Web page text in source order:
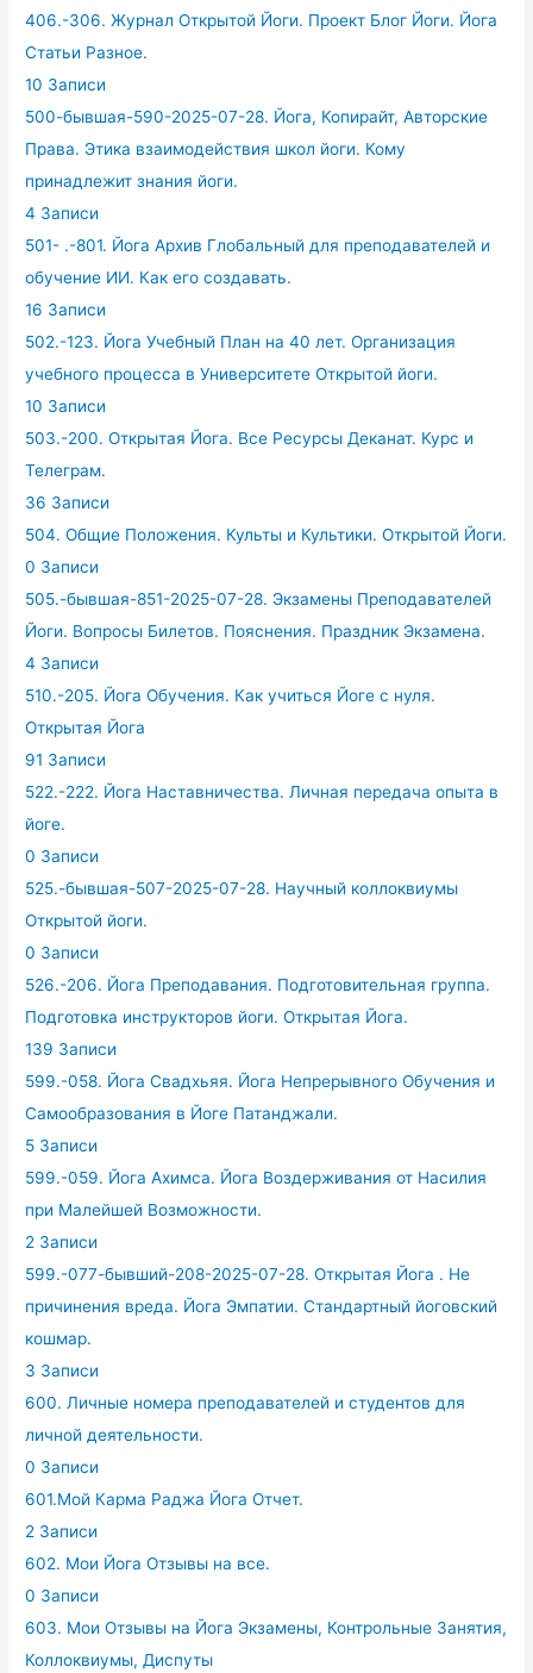
406.-306. Журнал Открытой Йоги. Проект Блог Йоги. Йога
Статьи Разное.
10 Записи
500-бывшая-590-2025-07-28. Йога, Копирайт, Авторские
Права. Этика взаимодействия школ йоги. Кому
принадлежит знания йоги.
4 Записи
501- .-801. Йога Архив Глобальный для преподавателей и
обучение ИИ. Как его создавать.
16 Записи
502.-123. Йога Учебный План на 40 лет. Организация
учебного процесса в Университете Открытой йоги.
10 Записи
503.-200. Открытая Йога. Все Ресурсы Деканат. Курс и
Телеграм.
36 Записи
504. Общие Положения. Культы и Культики. Открытой Йоги.
0 Записи
505.-бывшая-851-2025-07-28. Экзамены Преподавателей
Йоги. Вопросы Билетов. Пояснения. Праздник Экзамена.
4 Записи
510.-205. Йога Обучения. Как учиться Йоге с нуля.
Открытая Йога
91 Записи
522.-222. Йога Наставничества. Личная передача опыта в
йоге.
0 Записи
525.-бывшая-507-2025-07-28. Научный коллоквиумы
Открытой йоги.
0 Записи
526.-206. Йога Преподавания. Подготовительная группа.
Подготовка инструкторов йоги. Открытая Йога.
139 Записи
599.-058. Йога Свадхьяя. Йога Непрерывного Обучения и
Самообразования в Йоге Патанджали.
5 Записи
599.-059. Йога Ахимса. Йога Воздерживания от Насилия
при Малейшей Возможности.
2 Записи
599.-077-бывший-208-2025-07-28. Открытая Йога . Не
причинения вреда. Йога Эмпатии. Стандартный йоговский
кошмар.
3 Записи
600. Личные номера преподавателей и студентов для
личной деятельности.
0 Записи
601.Мой Карма Раджа Йога Отчет.
2 Записи
602. Мои Йога Отзывы на все.
0 Записи
603. Мои Отзывы на Йога Экзамены, Контрольные Занятия,
Коллоквиумы, Диспуты